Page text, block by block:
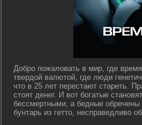
Добро пожаловать в мир, где
твердой валютой, где люди
что в 25 лет перестают стареть.
стоят денег. И вот богатые
бессмертными, а бедные обречены
бунтарь из гетто, несправедливо